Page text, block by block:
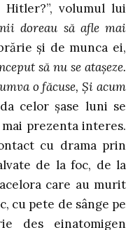
volumul lui
doreau să afle mai
și de munca ei,
să nu se atașeze.
o făcuse, Și acum
celor șase luni se
prezenta interes.
cu drama prin
de la foc, de la
care au murit
cu pete de sânge pe
des einatomigen